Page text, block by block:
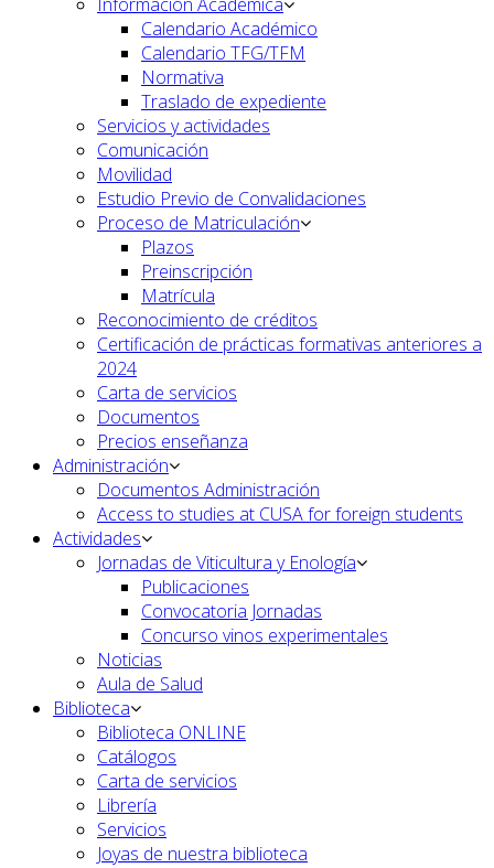
Calendario Académico
Calendario TFG/TFM
Normativa
Traslado de expediente
Servicios y actividades
Comunicación
Movilidad
Estudio Previo de Convalidaciones
Proceso de Matriculación
Plazos
Preinscripción
Matrícula
Reconocimiento de créditos
Certificación de prácticas formativas anteriores a
2024
Carta de servicios
Documentos
Precios enseñanza
Administración
Documentos Administración
Access to studies at CUSA for foreign students
Actividades
Jornadas de Viticultura y Enología
Publicaciones
Convocatoria Jornadas
Concurso vinos experimentales
Noticias
Aula de Salud
Biblioteca
Biblioteca ONLINE
Catálogos
Carta de servicios
Librería
Servicios
Joyas de nuestra biblioteca